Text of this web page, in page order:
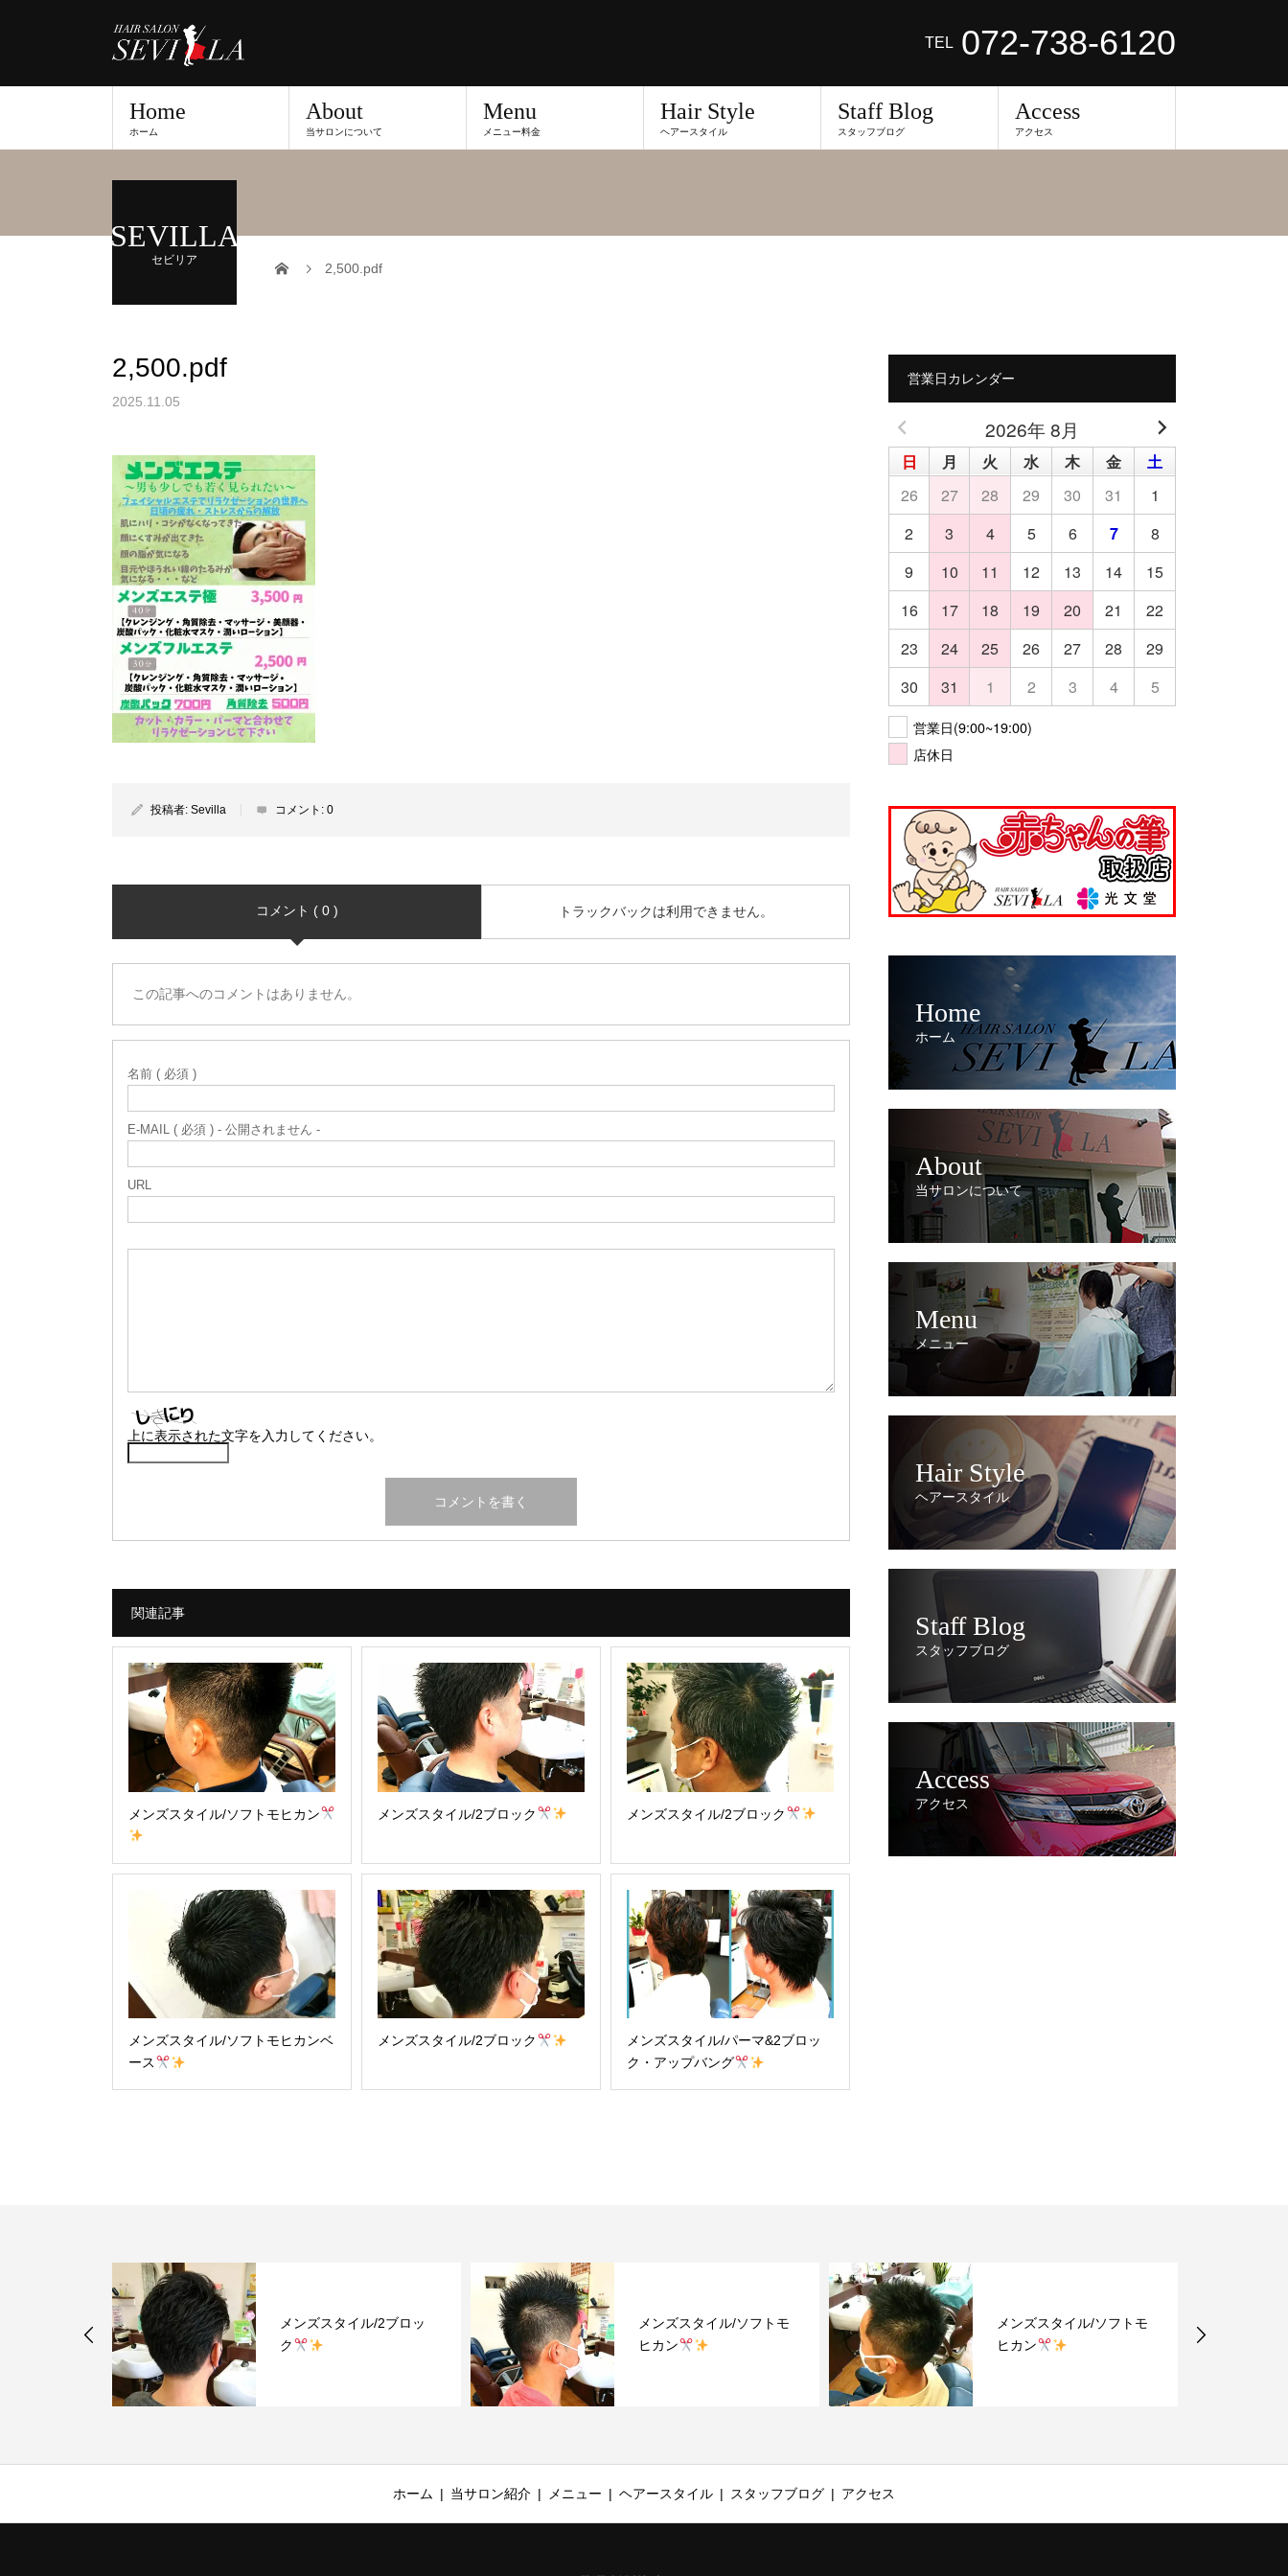
TEL 072-738-6120
Home
ホーム
About
当サロンについて
Menu
メニュー料金
Hair Style
ヘアースタイル
Staff Blog
スタッフブログ
Access
アクセス
SEVILLA
セビリア
2,500.pdf
2,500.pdf
2025.11.05
投稿者: Sevilla コメント: 0
コメント ( 0 ) トラックバックは利用できません。
この記事へのコメントはありません。
名前 ( 必須 )
E-MAIL ( 必須 ) - 公開されません -
URL
上に表示された文字を入力してください。
関連記事
メンズスタイル/ソフトモヒカン メンズスタイル/2ブロック メンズスタイル/2ブロック
メンズスタイル/ソフトモヒカンベ
ース
メンズスタイル/2ブロック
メンズスタイル/パーマ&2ブロッ
ク・アップバング
営業日カレンダー
2026年 8月
日 月 火 水 木 金
土
26
27 28 29 30 31
1
2
3 4 5 6 7
8
9
10 11 12 13 14
15
16
17 18 19 20 21
22
23
24 25 26 27 28
29
30
31 1 2 3 4 5
営業日(9:00~19:00)
店休日
Home
ホーム
About
当サロンについて
Menu
メニュー
Hair Style
ヘアースタイル
Staff Blog
スタッフブログ
Access
アクセス
メンズスタイル/ソフトモ
ヒカン
メンズスタイル/ソフトモ
ヒカン
メンズスタイル/2ブロッ
ク
ホーム 当サロン紹介 メニュー ヘアースタイル スタッフブログ アクセス